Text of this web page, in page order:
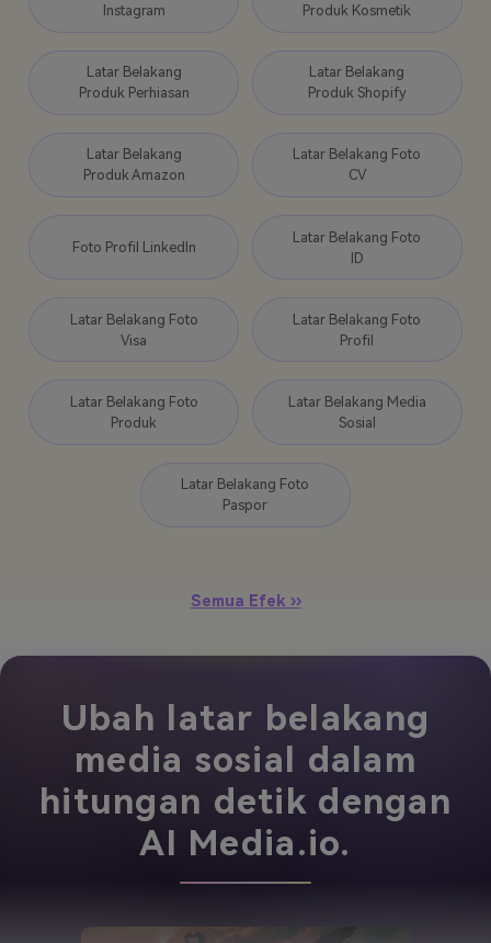
Instagram
Produk Kosmetik
Latar Belakang
Produk Perhiasan
Latar Belakang
Produk Shopify
Latar Belakang
Produk Amazon
Latar Belakang Foto
CV
Foto Profil LinkedIn
Latar Belakang Foto
ID
Latar Belakang Foto
Visa
Latar Belakang Foto
Profil
Latar Belakang Foto
Produk
Latar Belakang Media
Sosial
Latar Belakang Foto
Paspor
Semua Efek ››
Ubah latar belakang
media sosial dalam
hitungan detik dengan
AI Media.io.